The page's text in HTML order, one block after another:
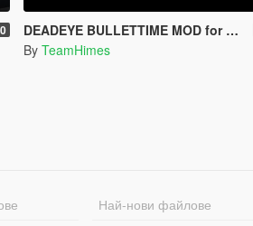
DEADEYE BULLETTIME MOD for Legacy and Enhanced Ultimate Edition
By TeamHimes
Най-нови файлове